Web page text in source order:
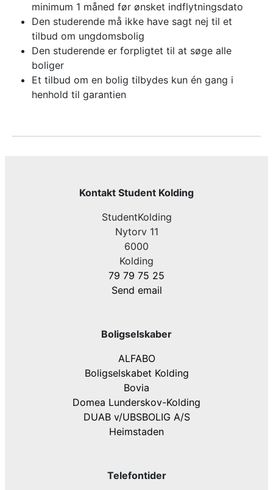
minimum 1 måned før ønsket indflytningsdato
Den studerende må ikke have sagt nej til et
tilbud om ungdomsbolig
Den studerende er forpligtet til at søge alle
boliger
Et tilbud om en bolig tilbydes kun én gang i
henhold til garantien
Kontakt Student Kolding
StudentKolding
Nytorv 11
6000
Kolding
79 79 75 25
Send email
Boligselskaber
ALFABO
Boligselskabet Kolding
Bovia
Domea Lunderskov-Kolding
DUAB v/UBSBOLIG A/S
Heimstaden
Telefontider